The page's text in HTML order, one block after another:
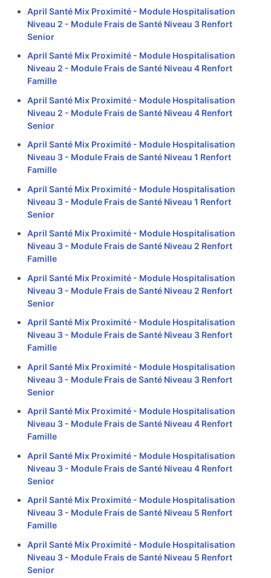
April Santé Mix Proximité - Module Hospitalisation
Niveau 2 - Module Frais de Santé Niveau 3 Renfort
Senior
April Santé Mix Proximité - Module Hospitalisation
Niveau 2 - Module Frais de Santé Niveau 4 Renfort
Famille
April Santé Mix Proximité - Module Hospitalisation
Niveau 2 - Module Frais de Santé Niveau 4 Renfort
Senior
April Santé Mix Proximité - Module Hospitalisation
Niveau 3 - Module Frais de Santé Niveau 1 Renfort
Famille
April Santé Mix Proximité - Module Hospitalisation
Niveau 3 - Module Frais de Santé Niveau 1 Renfort
Senior
April Santé Mix Proximité - Module Hospitalisation
Niveau 3 - Module Frais de Santé Niveau 2 Renfort
Famille
April Santé Mix Proximité - Module Hospitalisation
Niveau 3 - Module Frais de Santé Niveau 2 Renfort
Senior
April Santé Mix Proximité - Module Hospitalisation
Niveau 3 - Module Frais de Santé Niveau 3 Renfort
Famille
April Santé Mix Proximité - Module Hospitalisation
Niveau 3 - Module Frais de Santé Niveau 3 Renfort
Senior
April Santé Mix Proximité - Module Hospitalisation
Niveau 3 - Module Frais de Santé Niveau 4 Renfort
Famille
April Santé Mix Proximité - Module Hospitalisation
Niveau 3 - Module Frais de Santé Niveau 4 Renfort
Senior
April Santé Mix Proximité - Module Hospitalisation
Niveau 3 - Module Frais de Santé Niveau 5 Renfort
Famille
April Santé Mix Proximité - Module Hospitalisation
Niveau 3 - Module Frais de Santé Niveau 5 Renfort
Senior